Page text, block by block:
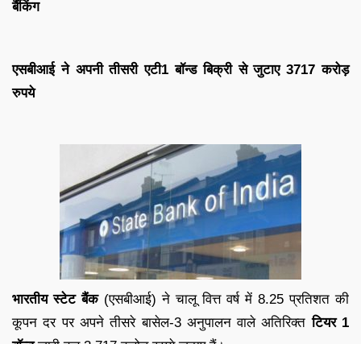
बैंकिंग
एसबीआई ने अपनी तीसरी एटी1 बॉन्ड बिक्री से जुटाए 3717 करोड़
रुपये
भारतीय स्टेट बैंक(एसबीआई) ने चालू वित्त वर्ष में 8.25 प्रतिशत की
कूपन दर पर अपने तीसरे बासेल-3 अनुपालन वाले अतिरिक्त टियर 1